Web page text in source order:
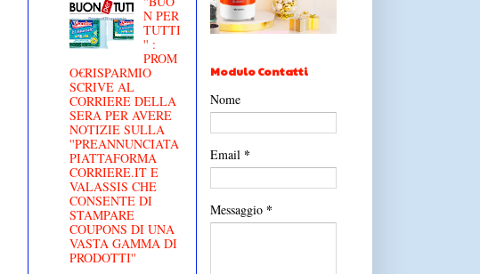
N PER
TUTTI
'' :
PROM
O€RISPARMIO
SCRIVE AL
CORRIERE DELLA
SERA PER AVERE
NOTIZIE SULLA
''PREANNUNCIATA
PIATTAFORMA
CORRIERE.IT E
VALASSIS CHE
CONSENTE DI
STAMPARE
COUPONS DI UNA
VASTA GAMMA DI
PRODOTTI''
Modulo Contatti
Nome
Email *
Messaggio *